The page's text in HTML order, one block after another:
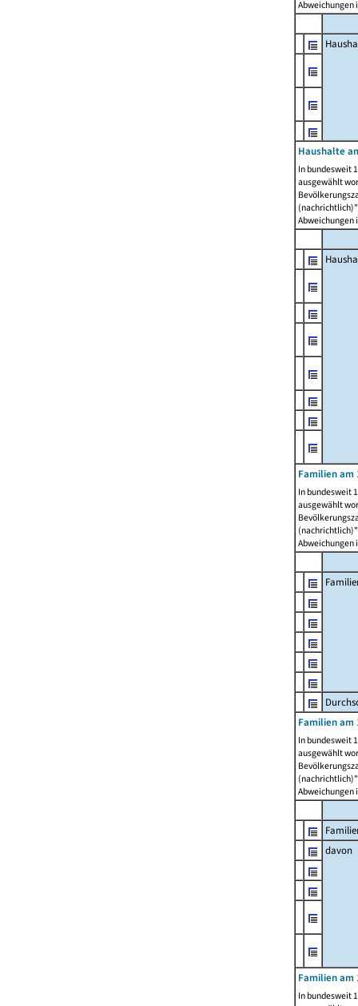
Abweichungen
Haushalte
In bundesweit
ausgewählt
Abweichungen
Familien am
In bundesweit
ausgewählt
Abweichungen
Familien am
In bundesweit
ausgewählt
Abweichungen
davon
Familien am
In bundesweit